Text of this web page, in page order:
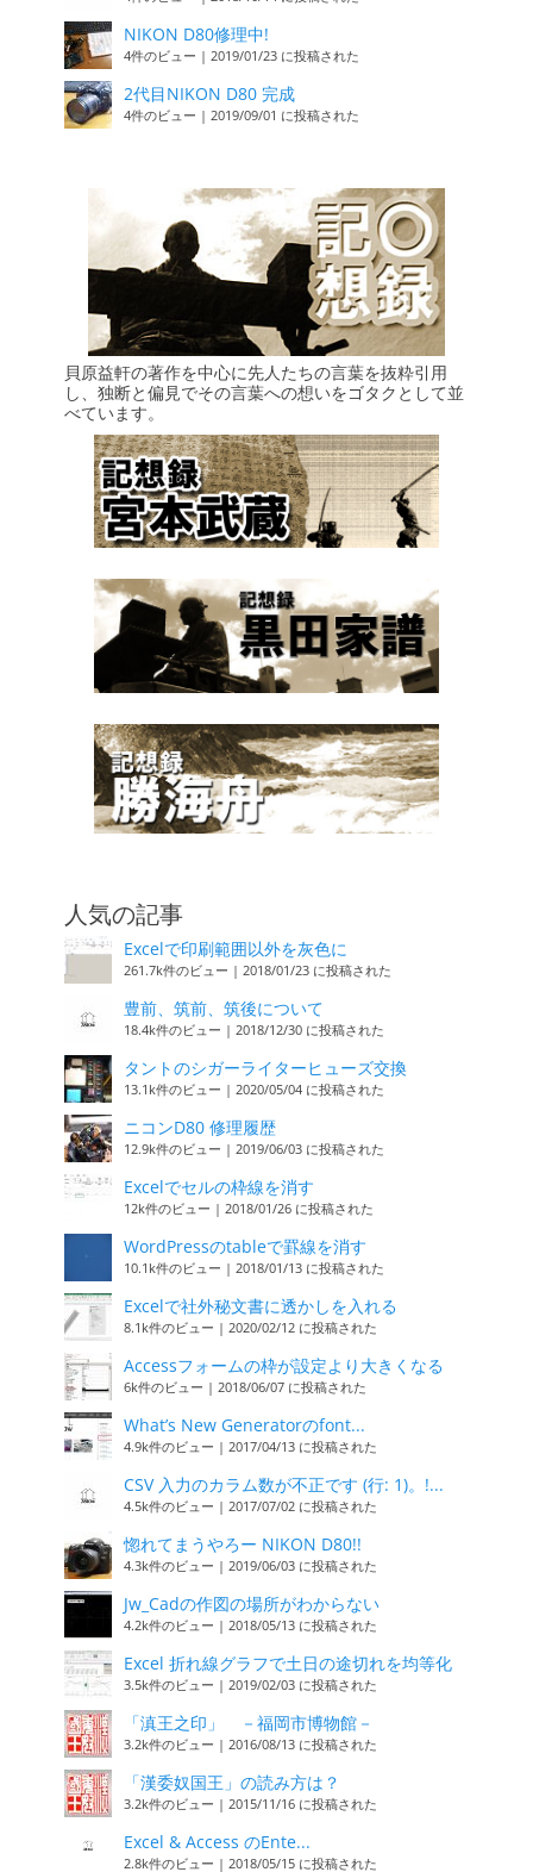
NIKON D80修理中!
4件のビュー | 2019/01/23 に投稿された
2代目NIKON D80 完成
4件のビュー | 2019/09/01 に投稿された
貝原益軒の著作を中心に先人たちの言葉を抜粋引用
し、独断と偏見でその言葉への想いをゴタクとして並
べています。
人気の記事
Excelで印刷範囲以外を灰色に
261.7k件のビュー | 2018/01/23 に投稿された
豊前、筑前、筑後について
18.4k件のビュー | 2018/12/30 に投稿された
タントのシガーライターヒューズ交換
13.1k件のビュー | 2020/05/04 に投稿された
ニコンD80 修理履歴
12.9k件のビュー | 2019/06/03 に投稿された
Excelでセルの枠線を消す
12k件のビュー | 2018/01/26 に投稿された
WordPressのtableで罫線を消す
10.1k件のビュー | 2018/01/13 に投稿された
Excelで社外秘文書に透かしを入れる
8.1k件のビュー | 2020/02/12 に投稿された
Accessフォームの枠が設定より大きくなる
6k件のビュー | 2018/06/07 に投稿された
What’s New Generatorのfont...
4.9k件のビュー | 2017/04/13 に投稿された
CSV 入力のカラム数が不正です (行: 1)。!...
4.5k件のビュー | 2017/07/02 に投稿された
惚れてまうやろー NIKON D80!!
4.3k件のビュー | 2019/06/03 に投稿された
Jw_Cadの作図の場所がわからない
4.2k件のビュー | 2018/05/13 に投稿された
Excel 折れ線グラフで土日の途切れを均等化
3.5k件のビュー | 2019/02/03 に投稿された
「滇王之印」 －福岡市博物館－
3.2k件のビュー | 2016/08/13 に投稿された
「漢委奴国王」の読み方は？
3.2k件のビュー | 2015/11/16 に投稿された
Excel & Access のEnte...
2.8k件のビュー | 2018/05/15 に投稿された